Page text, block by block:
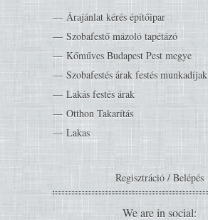
Árajánlat kérés építőipar
Szobafestő mázoló tapétázó
Kőműves Budapest Pest megye
Szobafestés árak festés munkadíjak
Lakás festés árak
Otthon Takarítás
Lakas
Regisztráció / Belépés
We are in social: